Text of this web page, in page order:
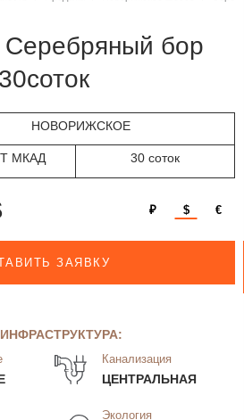
30соток
НОВОРИЖСКОЕ
МКАД 30 соток
₽ $ €
ЗАЯВКУ
Канализация
ЦЕНТРАЛЬНАЯ
Экология